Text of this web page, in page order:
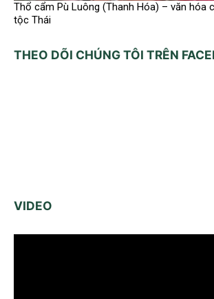
Thổ cẩm Pù Luông (Thanh Hóa) – văn hóa
tộc Thái
THEO DÕI CHÚNG TÔI TRÊN
VIDEO